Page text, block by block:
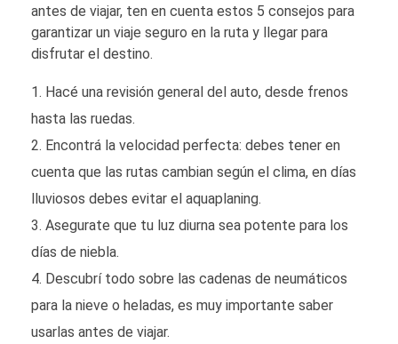
antes de viajar, ten en cuenta estos 5 consejos para
garantizar un viaje seguro en la ruta y llegar para
disfrutar el destino.
Hacé una revisión general del auto, desde frenos
hasta las ruedas.
Encontrá la velocidad perfecta: debes tener en
cuenta que las rutas cambian según el clima, en días
lluviosos debes evitar el aquaplaning.
Asegurate que tu luz diurna sea potente para los
días de niebla.
Descubrí todo sobre las cadenas de neumáticos
para la nieve o heladas, es muy importante saber
usarlas antes de viajar.